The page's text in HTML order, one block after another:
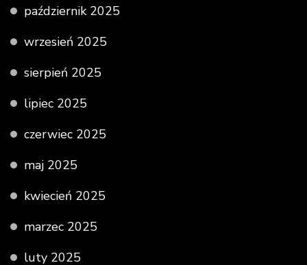
październik 2025
wrzesień 2025
sierpień 2025
lipiec 2025
czerwiec 2025
maj 2025
kwiecień 2025
marzec 2025
luty 2025